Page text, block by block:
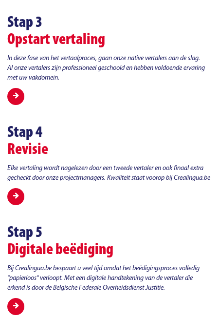
Stap 3
Opstart vertaling
In deze fase van het vertaalproces, gaan onze native vertalers aan de slag.
Al onze vertalers zijn professioneel geschoold en hebben voldoende ervaring
met uw vakdomein.
Stap 4
Revisie
Elke vertaling wordt nagelezen door een tweede vertaler en ook finaal extra
gecheckt door onze projectmanagers. Kwaliteit staat voorop bij Crealingua.be
Stap 5
Digitale beëdiging
Bij Crealingua.be bespaart u veel tijd omdat het beëdigingsproces volledig
"papierloos" verloopt. Met een digitale handtekening van de vertaler die
erkend is door de Belgische Federale Overheidsdienst Justitie.